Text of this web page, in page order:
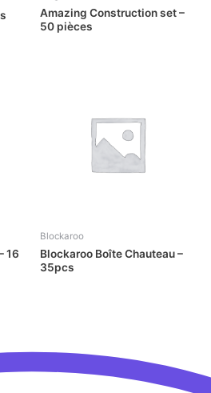
Amazing Construction set –
50 pièces
16
Blockaroo
Blockaroo Boîte Chauteau –
35pcs